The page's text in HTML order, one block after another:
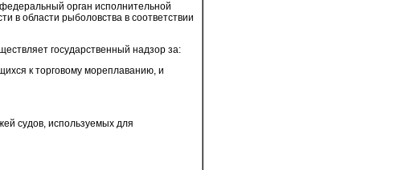
орган исполнительной
в области рыболовства в соответствии
государственный надзор за:
к торговому мореплаванию, и
судов, используемых для